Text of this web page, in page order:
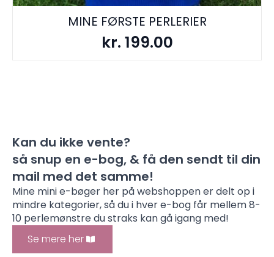
MINE FØRSTE PERLERIER
kr. 199.00
Kan du ikke vente?
så snup en e-bog, & få den sendt til din
mail med det samme!
Mine mini e-bøger her på webshoppen er delt op i
mindre kategorier, så du i hver e-bog får mellem 8-
10 perlemønstre du straks kan gå igang med!
Se mere her